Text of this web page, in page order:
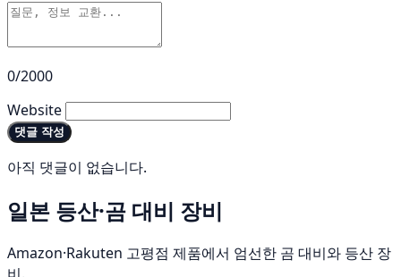
0/2000
Website
댓글 작성
아직 댓글이 없습니다.
일본 등산·곰 대비 장비
Amazon·Rakuten 고평점 제품에서 엄선한 곰 대비와 등산 장